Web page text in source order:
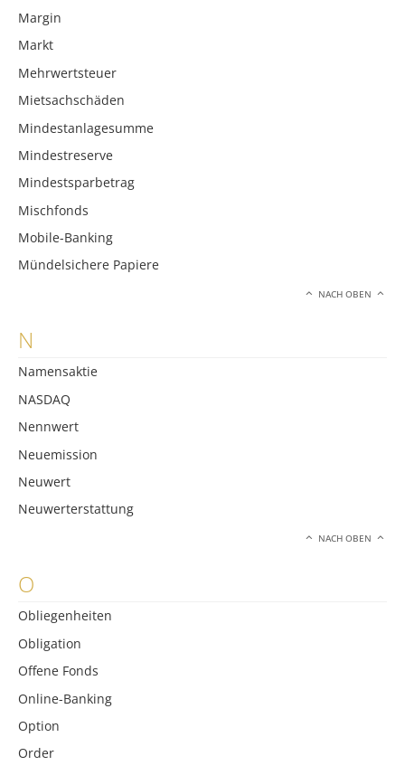
Margin
Markt
Mehrwertsteuer
Mietsachschäden
Mindestanlagesumme
Mindestreserve
Mindestsparbetrag
Mischfonds
Mobile-Banking
Mündelsichere Papiere
NACH OBEN
N
Namensaktie
NASDAQ
Nennwert
Neuemission
Neuwert
Neuwerterstattung
NACH OBEN
O
Obliegenheiten
Obligation
Offene Fonds
Online-Banking
Option
Order